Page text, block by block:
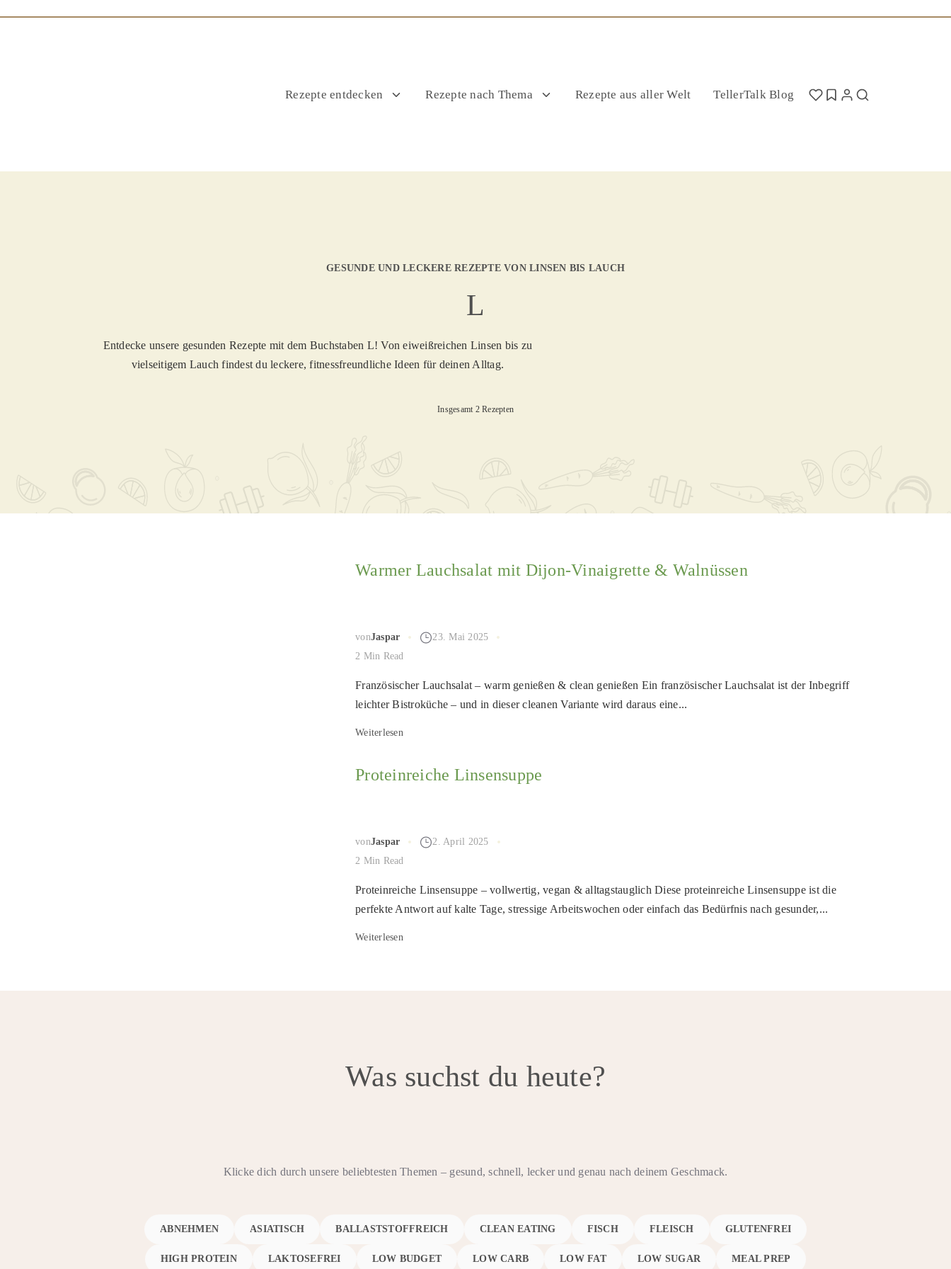
Rezepte entdecken Rezepte nach Thema Rezepte aus aller Welt TellerTalk Blog
GESUNDE UND LECKERE REZEPTE VON LINSEN BIS LAUCH
L
Entdecke unsere gesunden Rezepte mit dem Buchstaben L! Von eiweißreichen Linsen bis zu
vielseitigem Lauch findest du leckere, fitnessfreundliche Ideen für deinen Alltag.
Insgesamt 2 Rezepten
Warmer Lauchsalat mit Dijon-Vinaigrette & Walnüssen
vonJaspar
23. Mai 2025
2 Min Read
Französischer Lauchsalat – warm genießen & clean genießen Ein französischer Lauchsalat ist der Inbegriff
leichter Bistroküche – und in dieser cleanen Variante wird daraus eine...
Weiterlesen
Proteinreiche Linsensuppe
vonJaspar
2. April 2025
2 Min Read
Proteinreiche Linsensuppe – vollwertig, vegan & alltagstauglich Diese proteinreiche Linsensuppe ist die
perfekte Antwort auf kalte Tage, stressige Arbeitswochen oder einfach das Bedürfnis nach gesunder,...
Weiterlesen
Was suchst du heute?
Klicke dich durch unsere beliebtesten Themen – gesund, schnell, lecker und genau nach deinem Geschmack.
ABNEHMEN ASIATISCH BALLASTSTOFFREICH CLEAN EATING FISCH FLEISCH GLUTENFREI
HIGH PROTEIN LAKTOSEFREI LOW BUDGET LOW CARB LOW FAT LOW SUGAR MEAL PREP